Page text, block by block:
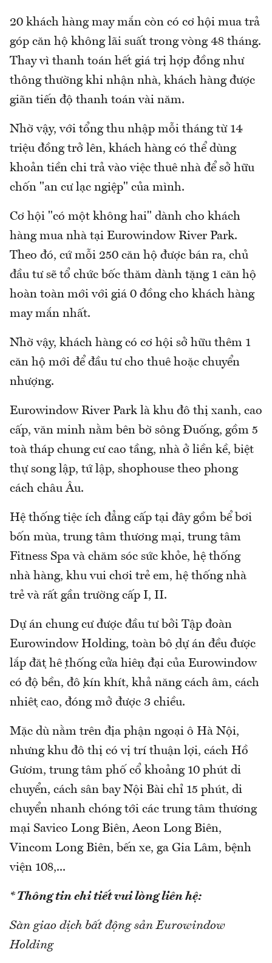
20 khách hàng may mắn còn có cơ hội mua trả
góp căn hộ không lãi suất trong vòng 48 tháng.
Thay vì thanh toán hết giá trị hợp đồng như
thông thường khi nhận nhà, khách hàng được
giãn tiến độ thanh toán vài năm.
Nhờ vậy, với tổng thu nhập mỗi tháng từ 14
triệu đồng trở lên, khách hàng có thể dùng
khoản tiền chi trả vào việc thuê nhà để sở hữu
chốn "an cư lạc ngiệp" của mình.
Cơ hội "có một không hai" dành cho khách
hàng mua nhà tại Eurowindow River Park.
Theo đó, cứ mỗi 250 căn hộ được bán ra, chủ
đầu tư sẽ tổ chức bốc thăm dành tặng 1 căn hộ
hoàn toàn mới với giá 0 đồng cho khách hàng
may mắn nhất.
Nhờ vậy, khách hàng có cơ hội sở hữu thêm 1
căn hộ mới để đầu tư cho thuê hoặc chuyển
nhượng.
Eurowindow River Park là khu đô thị xanh, cao
cấp, văn minh nằm bên bờ sông Đuống, gồm 5
toà tháp chung cư cao tầng, nhà ở liền kề, biệt
thự song lập, tứ lập, shophouse theo phong
cách châu Âu.
Hệ thống tiệc ích đẳng cấp tại đây gồm bể bơi
bốn mùa, trung tâm thương mại, trung tâm
Fitness Spa và chăm sóc sức khỏe, hệ thống
nhà hàng, khu vui chơi trẻ em, hệ thống nhà
trẻ và rất gần trường cấp I, II.
Dự án chung cư được đầu tư bởi Tập đoàn
Eurowindow Holding, toàn bộ dự án đều được
lắp đặt hệ thống cửa hiện đại của Eurowindow
có độ bền, độ kín khít, khả năng cách âm, cách
nhiệt cao, đóng mở được 3 chiều.
Mặc dù nằm trên địa phận ngoại ô Hà Nội,
nhưng khu đô thị có vị trí thuận lợi, cách Hồ
Gươm, trung tâm phố cổ khoảng 10 phút di
chuyển, cách sân bay Nội Bài chỉ 15 phút, di
chuyển nhanh chóng tới các trung tâm thương
mại Savico Long Biên, Aeon Long Biên,
Vincom Long Biên, bến xe, ga Gia Lâm, bệnh
viện 108,...
* Thông tin chi tiết vui lòng liên hệ:
Sàn giao dịch bất động sản Eurowindow
Holding